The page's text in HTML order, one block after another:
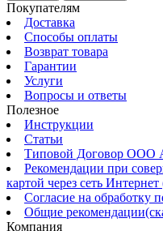
Покупателям
Доставка
Способы оплаты
Возврат товара
Гарантии
Услуги
Вопросы и ответы
Полезное
Инструкции
Статьи
Типовой Договор ООО
Рекомендации при
картой через сеть Интернет
Согласие на обработку
Общие
Компания